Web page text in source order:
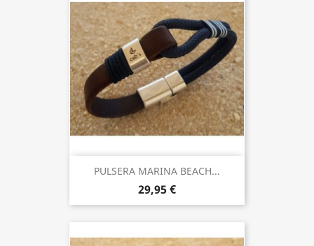
PULSERA MARINA BEACH...
29,95 €